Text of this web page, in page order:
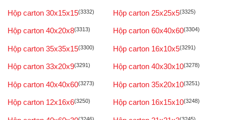
Hộp carton 30x15x15(3332) Hộp carton 25x25x5(3325)
Hộp carton 40x20x8(3313) Hộp carton 60x40x60(3304)
Hộp carton 35x35x15(3300) Hộp carton 16x10x5(3291)
Hộp carton 33x20x9(3291) Hộp carton 40x30x10(3278)
Hộp carton 40x40x60(3273) Hộp carton 35x20x10(3251)
Hộp carton 12x16x6(3250) Hộp carton 16x15x10(3248)